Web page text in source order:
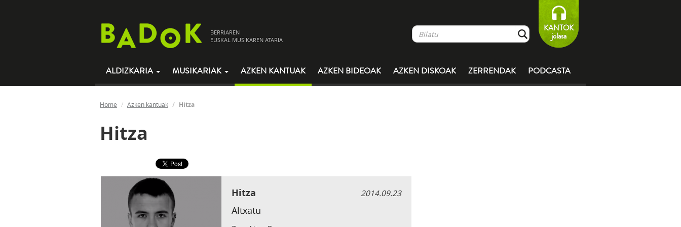
BERRIAREN
EUSKAL MUSIKAREN ATARIA
KANTOK
jolasa
ALDIZKARIA MUSIKARIAK AZKEN KANTUAK AZKEN BIDEOAK AZKEN DISKOAK ZERRENDAK PODCASTA
Home Azken kantuak Hitza
Hitza
Hitza 2014.09.23
Altxatu